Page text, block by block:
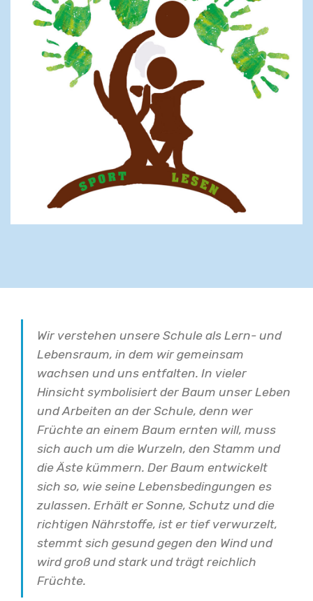
Wir verstehen unsere Schule als Lern- und
Lebensraum, in dem wir gemeinsam
wachsen und uns entfalten. In vieler
Hinsicht symbolisiert der Baum unser Leben
und Arbeiten an der Schule, denn wer
Früchte an einem Baum ernten will, muss
sich auch um die Wurzeln, den Stamm und
die Äste kümmern. Der Baum entwickelt
sich so, wie seine Lebensbedingungen es
zulassen. Erhält er Sonne, Schutz und die
richtigen Nährstoffe, ist er tief verwurzelt,
stemmt sich gesund gegen den Wind und
wird groß und stark und trägt reichlich
Früchte.